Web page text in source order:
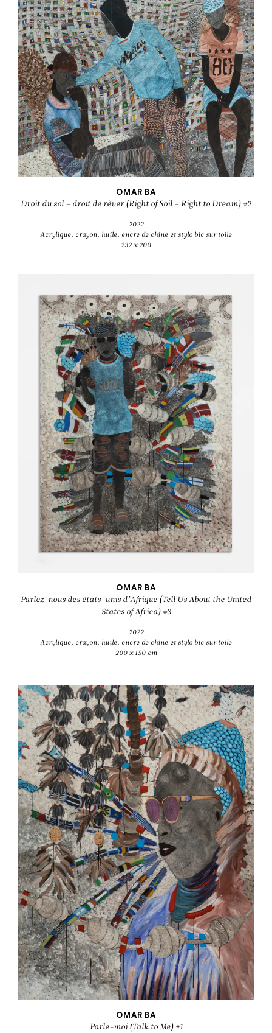
OMAR BA
Droit du sol – droit de rêver (Right of Soil – Right to Dream) #2
2022
Acrylique, crayon, huile, encre de chine et stylo bic sur toile
232 x 200
OMAR BA
Parlez-nous des états-unis d’Afrique (Tell Us About the United
States of Africa) #3
2022
Acrylique, crayon, huile, encre de chine et stylo bic sur toile
200 x 150 cm
OMAR BA
Parle-moi (Talk to Me) #1